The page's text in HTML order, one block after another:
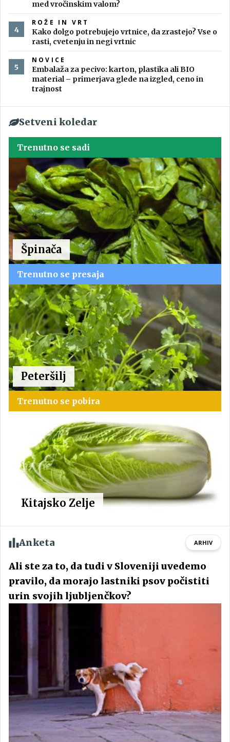
med vročinskim valom?
ROŽE IN VRT
Kako dolgo potrebujejo vrtnice, da zrastejo? Vse o
rasti, cvetenju in negi vrtnic
NOVICE
Embalaža za pecivo: karton, plastika ali BIO
material – primerjava glede na izgled, ceno in
trajnost
Setveni koledar
Trenutno se sadi
Špinača
Trenutno se presaja
Peteršilj
Trenutno se pobira
Kitajsko Zelje
Anketa ARHIV
Ali ste za to, da tudi v Sloveniji uvedemo
pravilo, da morajo lastniki psov počistiti
urin svojih ljubljenčkov?